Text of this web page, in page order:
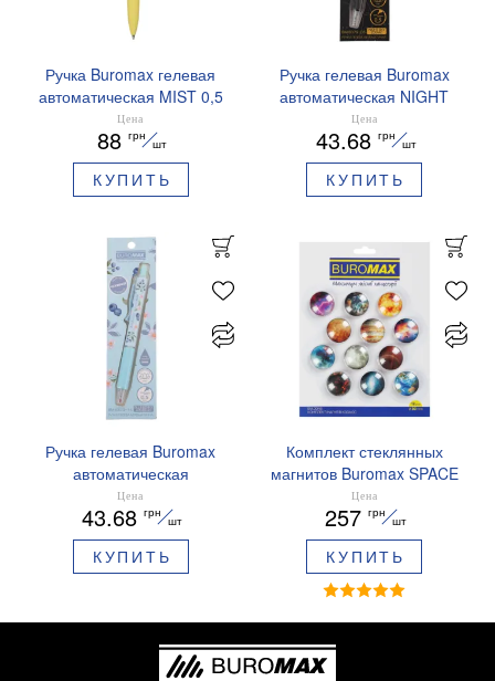
Ручка Buromax гелевая
автоматическая MIST 0,5
мм синие чернила
BM.83103
Цена
88 грн
шт
КУПИТЬ
Ручка гелевая Buromax
автоматическая NIGHT
SKY ZODIAC 0.5 мм
ароматизированный грипп
синие чернила BM.8379-
01
Цена
43.68 грн
шт
КУПИТЬ
Ручка гелевая Buromax
автоматическая
ARABESKI 0.5 мм
ароматизированный грипп
синие чернила в блистере
BM.8379-02
Цена
43.68 грн
шт
КУПИТЬ
Комплект стеклянных
магнитов Buromax SPACE
12 шт 30 мм BM.0048
Цена
257 грн
шт
КУПИТЬ